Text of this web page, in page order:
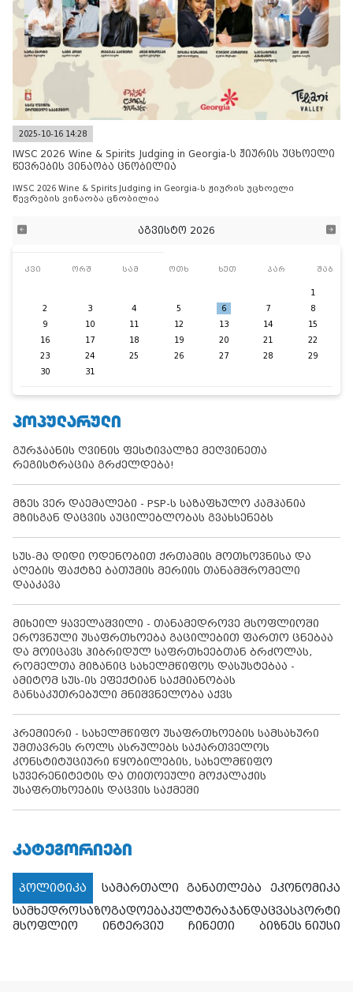
2025-10-16 14:28
IWSC 2026 Wine & Spirits Judging in Georgia-ს ჟიურის უცხოელი
წევრების ვინაობა ცნობილია
IWSC 2026 Wine & Spirits Judging in Georgia-ს ჟიურის უცხოელი
წევრების ვინაობა ცნობილია
აგვისტო 2026
კვი ორშ სამ ოთხ ხუთ პარ შაბ
1
2
3 4 5 6 7
8
9
10 11 12 13 14
15
16
17 18 19 20 21
22
23
24 25 26 27 28
29
30
31
ᲞᲝᲞᲣᲚᲐᲠᲣᲚᲘ
გურჯაანის ღვინის ფესტივალზე მეღვინეთა
რეგისტრაცია გრძელდება!
მზეს ვერ დაემალები - PSP-ს საზაფხულო კამპანია
მზისგან დაცვის აუცილებლობას გვახსენებს
სუს-მა დიდი ოდენობით ქრთამის მოთხოვნისა და
აღების ფაქტზე ბათუმის მერიის თანამშრომელი
დააკავა
მიხეილ ყაველაშვილი - თანამედროვე მსოფლიოში
ეროვნული უსაფრთხოება გაცილებით ფართო ცნებაა
და მოიცავს ჰიბრიდულ საფრთხეებთან ბრძოლას,
რომელთა მიზანიც სახელმწიფოს დასუსტებაა -
ამიტომ სუს-ის ეფექტიან საქმიანობას
განსაკუთრებული მნიშვნელობა აქვს
პრემიერი - სახელმწიფო უსაფრთხოების სამსახური
უმთავრეს როლს ასრულებს საქართველოს
კონსტიტუციური წყობილების, სახელმწიფო
სუვერენიტეტის და თითოეული მოქალაქის
უსაფრთხოების დაცვის საქმეში
ᲙᲐᲢᲔᲒᲝᲠᲘᲔᲑᲘ
პოლიტიკა სამართალი განათლება
ეკონომიკა
სამხედროსაზოგადოებაკულტურაჯანდაცვასპორტი
მსოფლიო
ინტერვიუ ჩინეთი ბიზნეს ნიუსი